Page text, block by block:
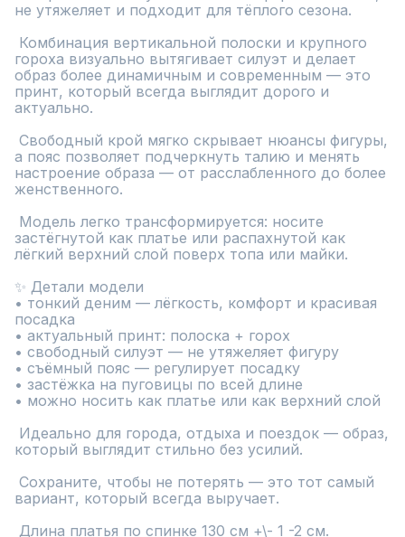
не утяжеляет и подходит для тёплого сезона.
гороха визуально вытягивает силуэт и делает
образ более динамичным и современным — это
принт, который всегда выглядит дорого и
актуально.
а пояс позволяет подчеркнуть талию и менять
настроение образа — от расслабленного до более
женственного.
застёгнутой как платье или распахнутой как
лёгкий верхний слой поверх топа или майки.
✨ Детали модели
• тонкий деним — лёгкость, комфорт и красивая
посадка
• актуальный принт: полоска + горох
• свободный силуэт — не утяжеляет фигуру
• съёмный пояс — регулирует посадку
• застёжка на пуговицы по всей длине
• можно носить как платье или как верхний слой
который выглядит стильно без усилий.
вариант, который всегда выручает.